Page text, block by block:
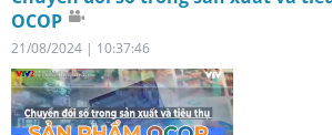
OCOP
21/08/2024 | 10:37:46